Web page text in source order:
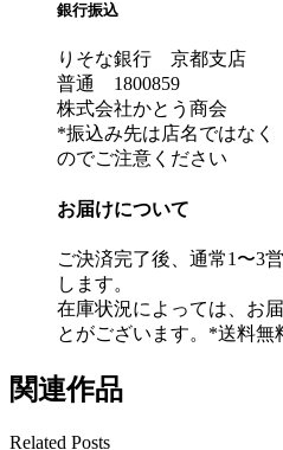
銀行振込
りそな銀行 京都支店
普通 1800859
株式会社かとう商会
*振込み先は店名ではなく
のでご注意ください
お届けについて
ご決済完了後、通常1〜3
します。
在庫状況によっては、お
とがございます。*送料無
関連作品
Related Posts